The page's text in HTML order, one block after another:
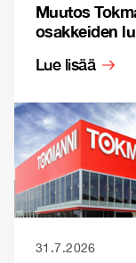
Muutos
osakkeiden
Lue lisää
31.7.2026